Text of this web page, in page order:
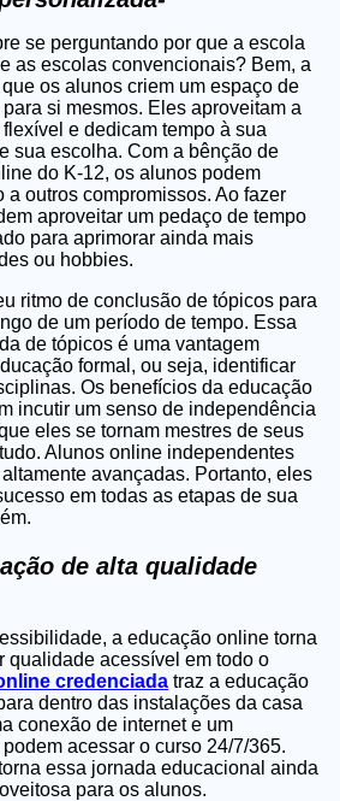
se perguntando por que a escola
as escolas convencionais? Bem, a
os alunos criem um espaço de
si mesmos. Eles aproveitam a
e dedicam tempo à sua
sua escolha. Com a bênção de
do K-12, os alunos podem
a outros compromissos. Ao fazer
aproveitar um pedaço de tempo
para aprimorar ainda mais
ou hobbies.
ritmo de conclusão de tópicos para
de um período de tempo. Essa
de tópicos é uma vantagem
formal, ou seja, identificar
Os benefícios da educação
incutir um senso de independência
eles se tornam mestres de seus
Alunos online independentes
avançadas. Portanto, eles
em todas as etapas de sua
de alta qualidade
a educação online torna
qualidade acessível em todo o
credenciada traz a educação
dentro das instalações da casa
conexão de internet e um
acessar o curso 24/7/365.
essa jornada educacional ainda
para os alunos.